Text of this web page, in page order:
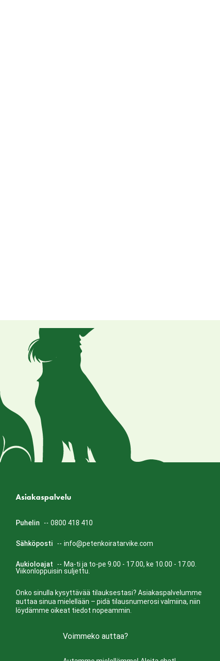
Asiakaspalvelu
Puhelin -- 0800 418 410
Sähköposti -- info@petenkoiratarvike.com
Aukioloajat -- Ma-ti ja to-pe 9.00 - 17.00, ke 10.00 - 17.00.
Viikonloppuisin suljettu.
Onko sinulla kysyttävää tilauksestasi? Asiakaspalvelumme
auttaa sinua mielellään – pidä tilausnumerosi valmiina, niin
löydämme oikeat tiedot nopeammin.
Voimmeko auttaa?